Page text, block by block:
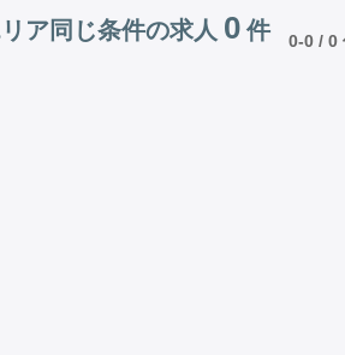
ア同じ条件の求人 0 件 0-0 / 0